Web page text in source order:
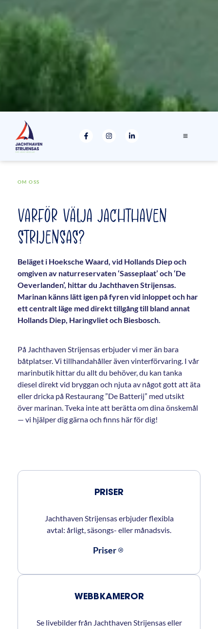
OM OSS
VARFÖR VÄLJA JACHTHAVEN
STRIJENSAS?
Beläget i Hoeksche Waard, vid Hollands Diep och
omgiven av naturreservaten ‘Sasseplaat’ och ‘De
Oeverlanden’, hittar du Jachthaven Strijensas.
Marinan känns lätt igen på fyren vid inloppet och har
ett centralt läge med direkt tillgång till bland annat
Hollands Diep, Haringvliet och Biesbosch.
På Jachthaven Strijensas erbjuder vi mer än bara
båtplatser. Vi tillhandahåller även vinterförvaring. I vår
marinbutik hittar du allt du behöver, du kan tanka
diesel direkt vid bryggan och njuta av något gott att äta
eller dricka på Restaurang ”De Batterij” med utsikt
över marinan. Tveka inte att berätta om dina önskemål
— vi hjälper dig gärna och finns här för dig!
PRISER
Jachthaven Strijensas erbjuder flexibla
avtal: årligt, säsongs- eller månadsvis.
Priser
WEBBKAMEROR
Se livebilder från Jachthaven Strijensas eller